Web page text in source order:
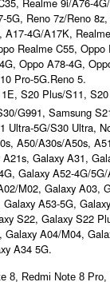
Realme 9i/A76-
5G, Reno 7z/Reno
A17-4G/A17K,
Realme C55, Oppo
Oppo A78-4G,
Pro-5G.Reno 5.
S20 Plus/S11,
G991, Samsung
Ultra-5G/S30 Ultra,
A50/A30s/A50s,
Galaxy A31,
Galaxy A52-4G/
M02, Galaxy A03,
A53-5G,
S22, Galaxy S22
Galaxy A04/M04,
A34 5G.
8, Redmi Note 8